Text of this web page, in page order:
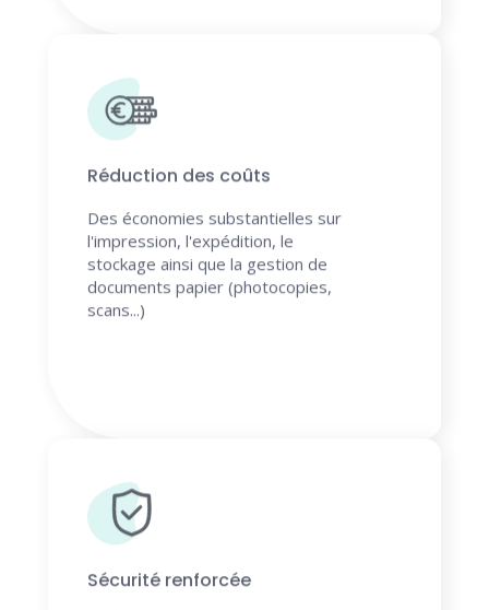
Réduction des coûts
Des économies substantielles sur
l'impression, l'expédition, le
stockage ainsi que la gestion de
documents papier (photocopies,
scans...)
Sécurité renforcée